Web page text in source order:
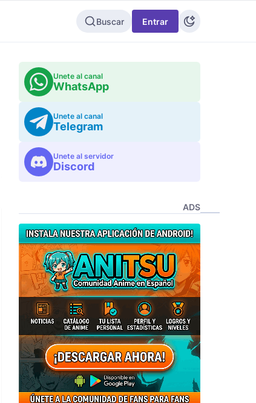
Buscar Entrar
Unete al canal
WhatsApp
Unete al canal
Telegram
Unete al servidor
Discord
ADS